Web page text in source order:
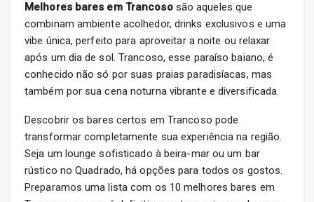
Melhores bares em Trancososão aqueles que
combinam ambiente acolhedor, drinks exclusivos e uma
vibe única, perfeito para aproveitar a noite ou relaxar
após um dia de sol. Trancoso, esse paraíso baiano, é
conhecido não só por suas praias paradisíacas, mas
também por sua cena noturna vibrante e diversificada.
Descobrir os bares certos em Trancoso pode
transformar completamente sua experiência na região.
Seja um lounge sofisticado à beira-mar ou um bar
rústico no Quadrado, há opções para todos os gostos.
Preparamos uma lista com os 10 melhores bares em